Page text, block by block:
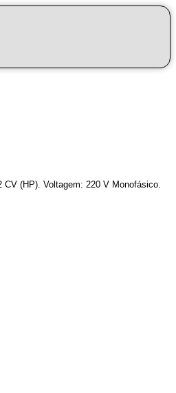
(HP). Voltagem: 220 V Monofásico.